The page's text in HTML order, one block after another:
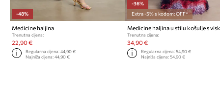
-48%
Medicine haljina
Trenutna cijena:
22,90 €
Regularna cijena:44,90 €
Najniža cijena:44,90 €
-36%
Extra -5% s kodom: OFF*
Medicine haljina u stilu košulje s
Trenutna cijena:
34,90 €
Regularna cijena: 54,90 €
Najniža cijena: 54,90 €